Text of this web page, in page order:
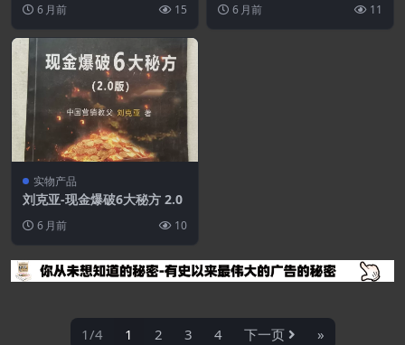
6 月前 15 6 月前 11
实物产品
刘克亚-现金爆破6大秘方 2.0
6 月前 10
1/4 1 2 3 4 下一页 »